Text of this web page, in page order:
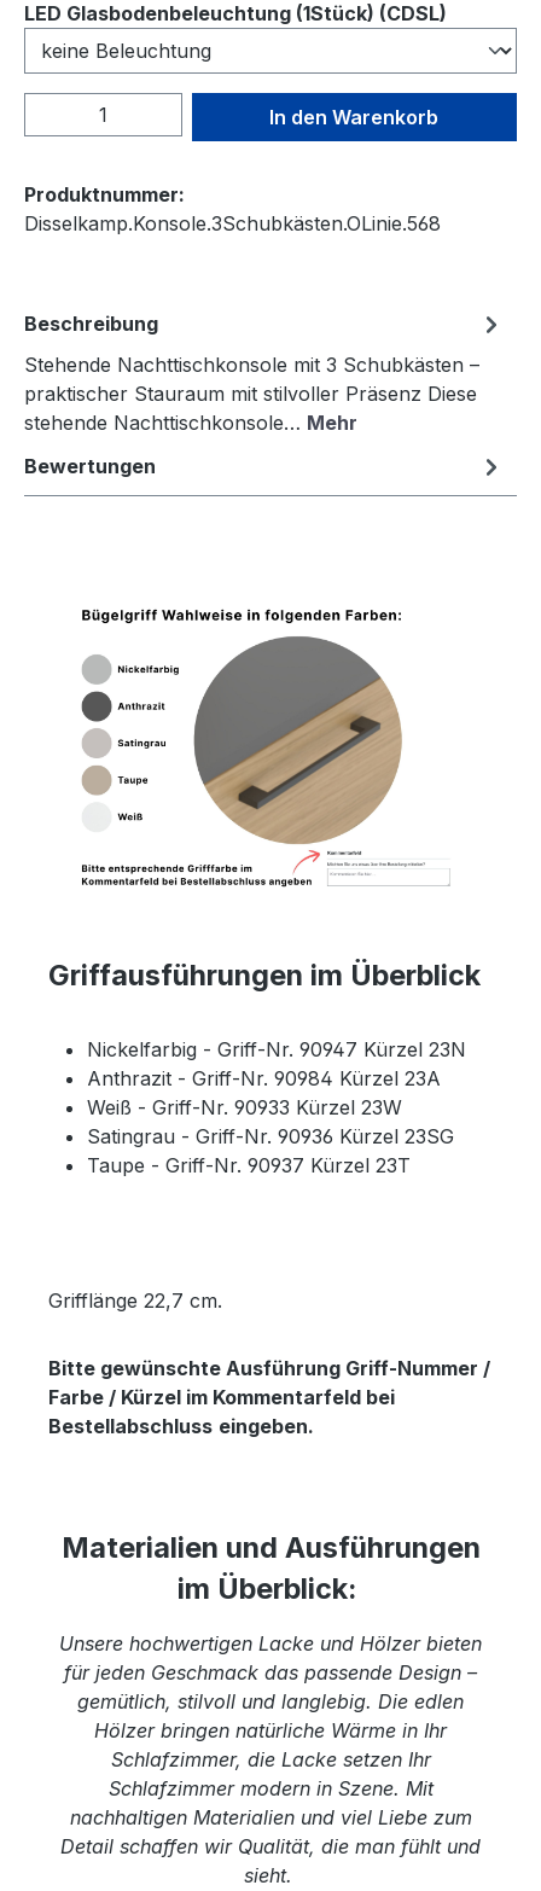
LED Glasbodenbeleuchtung (1Stück) (CDSL)
Produkt Anzahl: Gib denIn den Warenkorb
Produktnummer:
Disselkamp.Konsole.3Schubkästen.OLinie.568
Beschreibung
Stehende Nachttischkonsole mit 3 Schubkästen –
praktischer Stauraum mit stilvoller Präsenz Diese
stehende Nachttischkonsole… Mehr
Bewertungen
Griffausführungen im Überblick
Nickelfarbig - Griff-Nr. 90947 Kürzel 23N
Anthrazit - Griff-Nr. 90984 Kürzel 23A
Weiß - Griff-Nr. 90933 Kürzel 23W
Satingrau - Griff-Nr. 90936 Kürzel 23SG
Taupe - Griff-Nr. 90937 Kürzel 23T
Grifflänge 22,7 cm.
Bitte gewünschte Ausführung Griff-Nummer /
Farbe / Kürzel im Kommentarfeld bei
Bestellabschluss eingeben.
Materialien und Ausführungen
im Überblick:
Unsere hochwertigen Lacke und Hölzer bieten
für jeden Geschmack das passende Design –
gemütlich, stilvoll und langlebig. Die edlen
Hölzer bringen natürliche Wärme in Ihr
Schlafzimmer, die Lacke setzen Ihr
Schlafzimmer modern in Szene. Mit
nachhaltigen Materialien und viel Liebe zum
Detail schaffen wir Qualität, die man fühlt und
sieht.